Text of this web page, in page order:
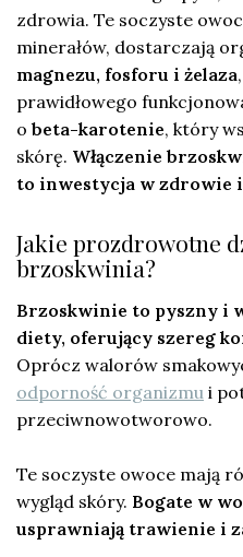
zdrowia. Te soczyste
minerałów, dostarczają
magnezu, fosforu i żelaza
prawidłowego
o beta-karotenie, który
skórę. Włączenie
to inwestycja w zdrowie
Jakie prozdrowotne
brzoskwinia?
Brzoskwinie to pyszny i
diety, oferujący szereg
Oprócz walorów
odporność organizmu i
przeciwnowotworowo.
Te soczyste owoce mają
wygląd skóry. Bogate w
usprawniają trawienie i